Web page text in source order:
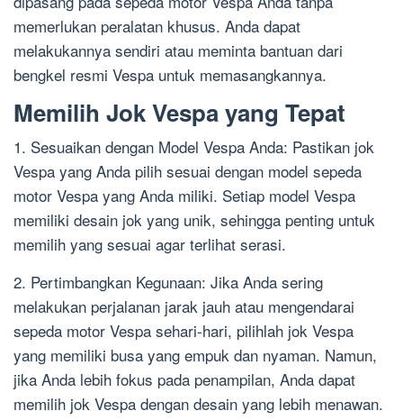
memerlukan peralatan khusus. Anda dapat
melakukannya sendiri atau meminta bantuan dari
bengkel resmi Vespa untuk memasangkannya.
Memilih Jok Vespa yang Tepat
1. Sesuaikan dengan Model Vespa Anda: Pastikan jok
Vespa yang Anda pilih sesuai dengan model sepeda
motor Vespa yang Anda miliki. Setiap model Vespa
memiliki desain jok yang unik, sehingga penting untuk
memilih yang sesuai agar terlihat serasi.
2. Pertimbangkan Kegunaan: Jika Anda sering
melakukan perjalanan jarak jauh atau mengendarai
sepeda motor Vespa sehari-hari, pilihlah jok Vespa
yang memiliki busa yang empuk dan nyaman. Namun,
jika Anda lebih fokus pada penampilan, Anda dapat
memilih jok Vespa dengan desain yang lebih menawan.